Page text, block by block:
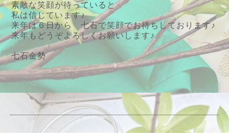
素敵な笑顔が待っていると
私は信じています♪
来年は６日から 七石で笑顔でお待ちしております♪
来年もどうぞよろしくお願いします♪
七石金勢